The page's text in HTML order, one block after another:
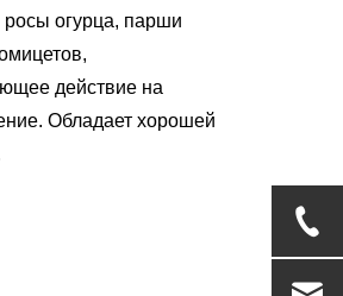
огурца, парши
действие на
Обладает хорошей